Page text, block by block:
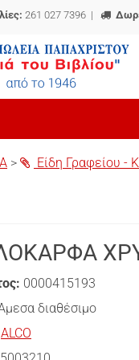
261 027 7396 |
> Είδη Γραφείου -
0000415193
διαθέσιμο
ALCO